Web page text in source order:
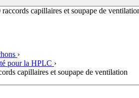
capillaires et soupape de
›
pour la HPLC ›
capillaires et soupape de ventilation